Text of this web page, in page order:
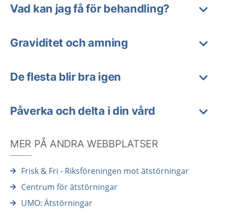
Vad kan jag få för behandling?
Graviditet och amning
De flesta blir bra igen
Påverka och delta i din vård
MER PÅ ANDRA WEBBPLATSER
Frisk & Fri - Riksföreningen mot ätstörningar
Centrum för ätstörningar
UMO: Ätstörningar